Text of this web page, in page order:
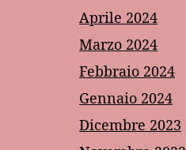
Aprile 2024
Marzo 2024
Febbraio 2024
Gennaio 2024
Dicembre 2023